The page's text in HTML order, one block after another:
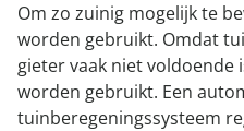
Om zo zuinig mogelijk te
worden gebruikt. Omdat
gieter vaak niet voldoende
worden gebruikt. Een
tuinberegeningssysteem